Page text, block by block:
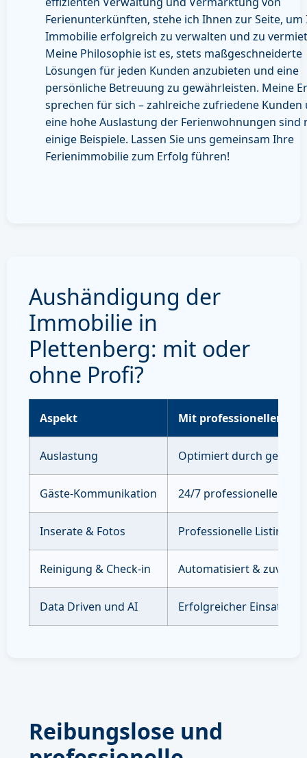
Ferienunterkünften, stehe ich Ihnen zur Seite, um
Immobilie erfolgreich zu verwalten und zu
Meine Philosophie ist es, stets maßgeschneiderte
Lösungen für jeden Kunden anzubieten und eine
persönliche Betreuung zu gewährleisten. Meine
sprechen für sich – zahlreiche zufriedene Kunden
eine hohe Auslastung der Ferienwohnungen sind
einige Beispiele. Lassen Sie uns gemeinsam Ihre
Ferienimmobilie zum Erfolg führen!
Aushändigung der
Immobilie in
Plettenberg: mit oder
ohne Profi?
Aspekt Mit professioneller
Auslastung Optimiert durch
Gäste-Kommunikation 24/7 professioneller
Inserate & Fotos Professionelle Listings
Reinigung & Check-in Automatisiert &
Data Driven und AI Erfolgreicher Einsatz
Reibungslose und